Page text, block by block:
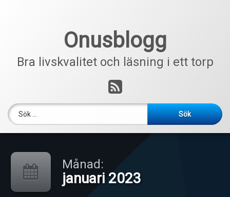
Onusblogg
Bra livskvalitet och läsning i ett torp
RSS
Månad:
januari 2023